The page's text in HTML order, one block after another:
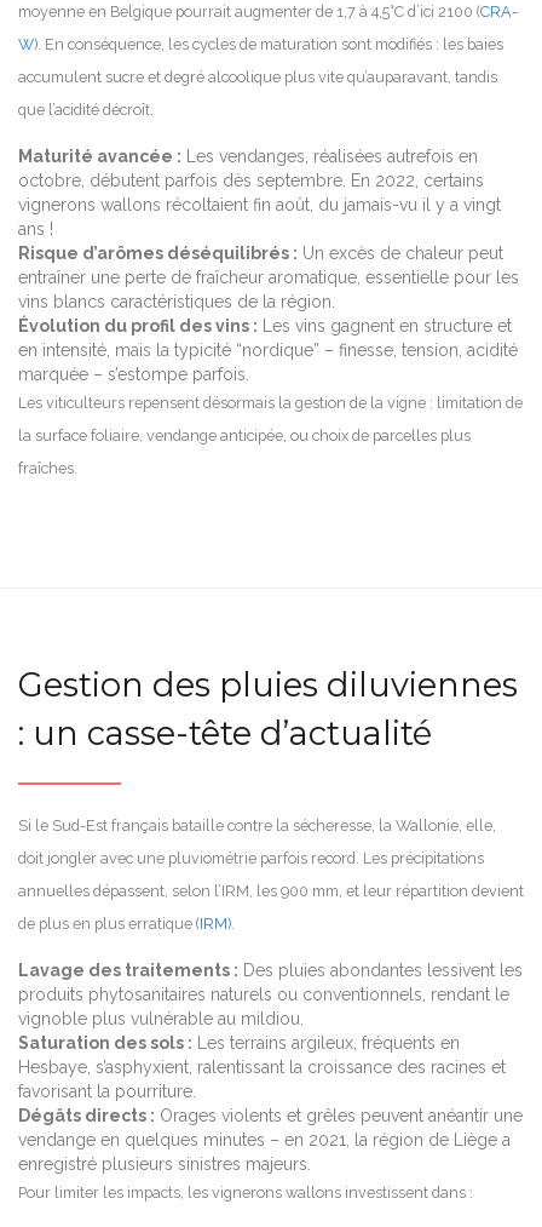
moyenne en Belgique pourrait augmenter de 1,7 à 4,5°C d’ici 2100 (CRA-
W). En conséquence, les cycles de maturation sont modifiés : les baies
accumulent sucre et degré alcoolique plus vite qu’auparavant, tandis
que l’acidité décroît.
Maturité avancée : Les vendanges, réalisées autrefois en
octobre, débutent parfois dès septembre. En 2022, certains
vignerons wallons récoltaient fin août, du jamais-vu il y a vingt
ans !
Risque d’arômes déséquilibrés : Un excès de chaleur peut
entraîner une perte de fraîcheur aromatique, essentielle pour les
vins blancs caractéristiques de la région.
Évolution du profil des vins : Les vins gagnent en structure et
en intensité, mais la typicité “nordique” – finesse, tension, acidité
marquée – s’estompe parfois.
Les viticulteurs repensent désormais la gestion de la vigne : limitation de
la surface foliaire, vendange anticipée, ou choix de parcelles plus
fraîches.
Gestion des pluies diluviennes
: un casse-tête d’actualité
Si le Sud-Est français bataille contre la sécheresse, la Wallonie, elle,
doit jongler avec une pluviométrie parfois record. Les précipitations
annuelles dépassent, selon l’IRM, les 900 mm, et leur répartition devient
de plus en plus erratique (IRM).
Lavage des traitements : Des pluies abondantes lessivent les
produits phytosanitaires naturels ou conventionnels, rendant le
vignoble plus vulnérable au mildiou.
Saturation des sols : Les terrains argileux, fréquents en
Hesbaye, s’asphyxient, ralentissant la croissance des racines et
favorisant la pourriture.
Dégâts directs : Orages violents et grêles peuvent anéantir une
vendange en quelques minutes – en 2021, la région de Liège a
enregistré plusieurs sinistres majeurs.
Pour limiter les impacts, les vignerons wallons investissent dans :